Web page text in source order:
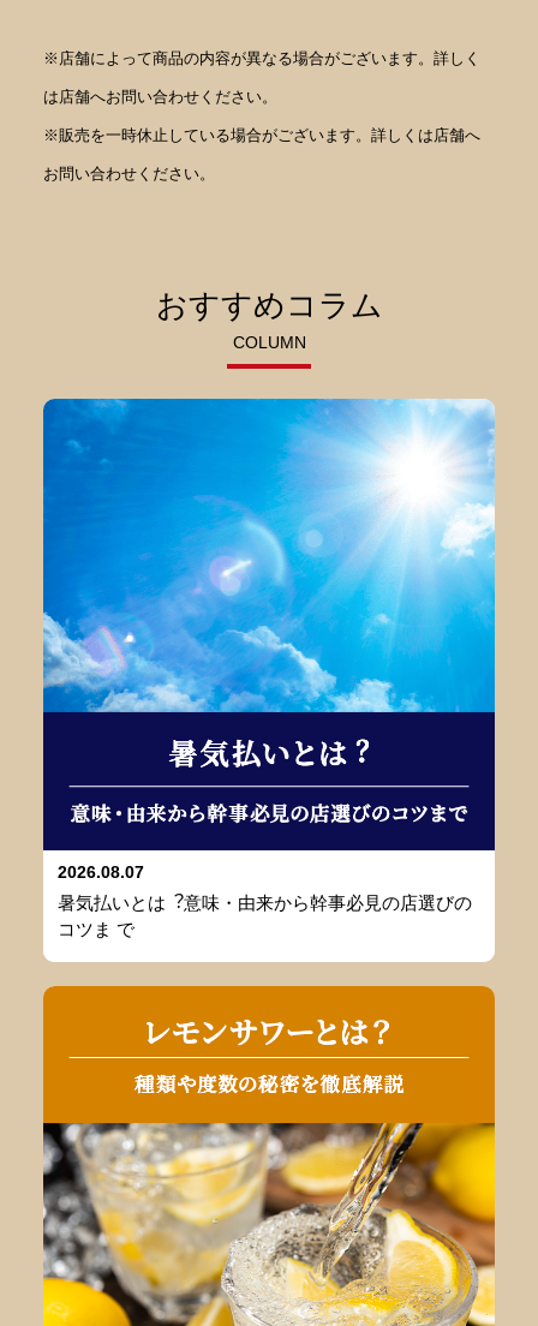
※店舗によって商品の内容が異なる場合がございます。詳しく
は店舗へお問い合わせください。
※販売を一時休止している場合がございます。詳しくは店舗へ
お問い合わせください。
おすすめコラム
COLUMN
2026.08.07
暑気払いとは︖意味・由来から幹事必⾒の店選びの
コツま で